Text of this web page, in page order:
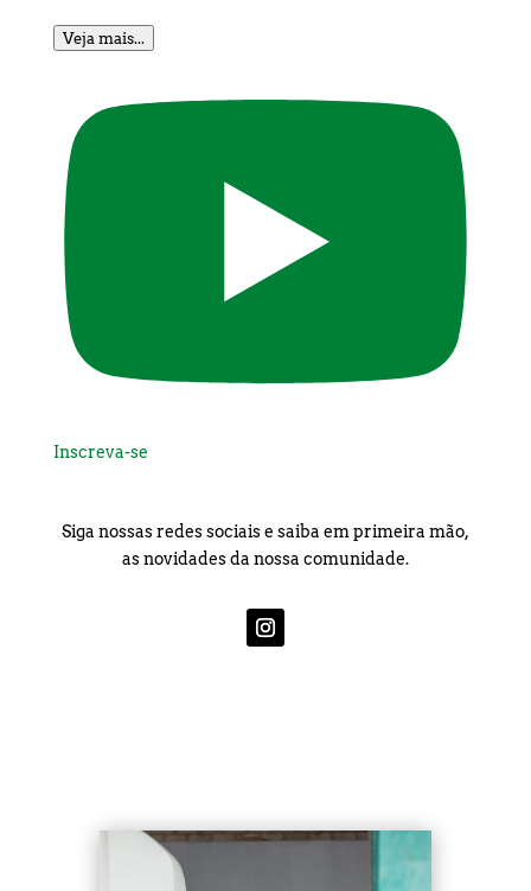
Veja mais...
Inscreva-se
Siga nossas redes sociais e saiba em primeira mão,
as novidades da nossa comunidade.